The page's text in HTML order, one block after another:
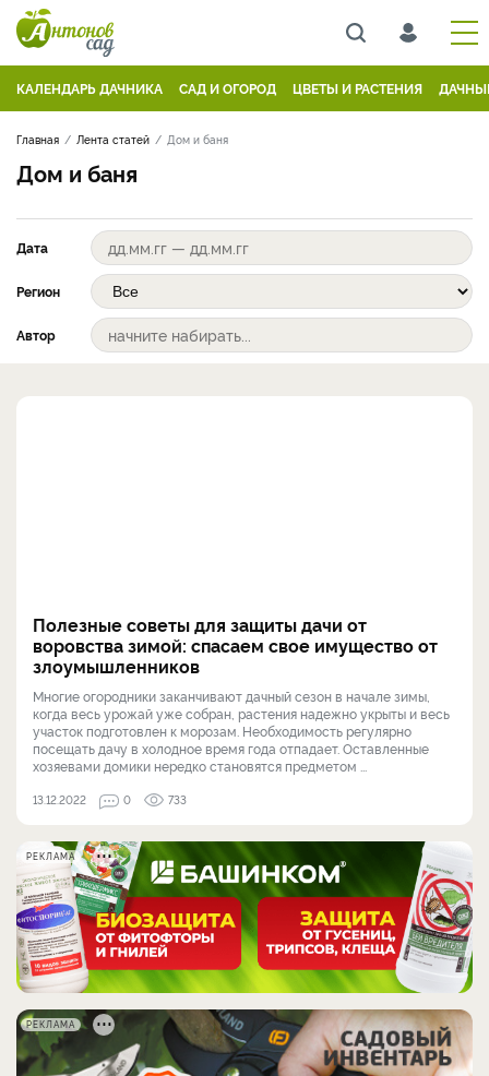
КАЛЕНДАРЬ ДАЧНИКА САД И ОГОРОД ЦВЕТЫ И РАСТЕНИЯ
Главная Лента статей Дом и баня
Дом и баня
Дата
Регион
Автор
Полезные советы для защиты дачи от
воровства зимой: спасаем свое имущество от
злоумышленников
Многие огородники заканчивают дачный сезон в начале зимы,
когда весь урожай уже собран, растения надежно укрыты и весь
участок подготовлен к морозам. Необходимость регулярно
посещать дачу в холодное время года отпадает. Оставленные
хозяевами домики нередко становятся предметом ...
13.12.2022 0 733
РЕКЛАМА
РЕКЛАМА